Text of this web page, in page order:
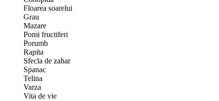
Floarea soarelui
Grau
Mazare
Pomi fructiferi
Porumb
Rapita
Sfecla de zahar
Spanac
Telina
Varza
Vita de vie